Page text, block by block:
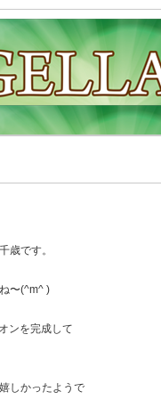
歳です。
〜(^m^ )
ンを完成して
しかったようで